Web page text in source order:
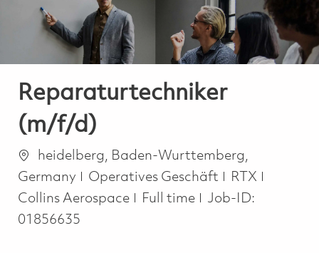
Reparaturtechniker
(m/f/d)
Ortheidelberg, Baden-Wurttemberg,
Germany
Kategorie
Operatives Geschäft
RTX
Collins Aerospace
Job Type
Full time
Job-ID:
01856635